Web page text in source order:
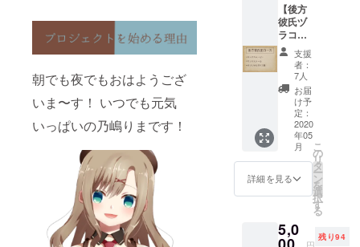
朝でも夜でもおはようござ
いま〜す！ いつでも元気
いっぱいの乃嶋りまです！
【後方
彼氏ヅ
ラコー
ス】 ・
サンク
スムー
ビー ・
サンク
スメー
ル ・オ
リジナ
ルボイ
ス集
※Twitter
IDと
Twitter
名前を
備考欄
支援
者：
7人
お届
け予
定：
2020
年05
月
詳細を見る
こ
の
リ
タ
ー
ン
を
選
択
す
る
5,0
円
残り94